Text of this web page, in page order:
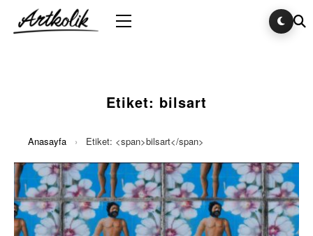
Etiket: bilsart
Anasayfa › Etiket: <span>bilsart</span>